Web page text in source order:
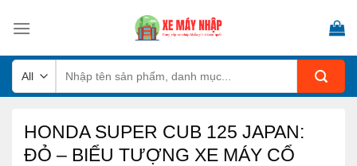
kiếm:
HONDA SUPER CUB 125 JAPAN:
ĐỎ – BIỂU TƯỢNG XE MÁY CỔ